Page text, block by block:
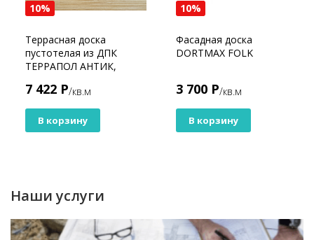
10%
Террасная доска
пустотелая из ДПК
ТЕРРАПОЛ АНТИК,
7 422 Р/кв.м
В корзину
10%
Фасадная доска
DORTMAX FOLK
3 700 Р/кв.м
В корзину
Наши услуги